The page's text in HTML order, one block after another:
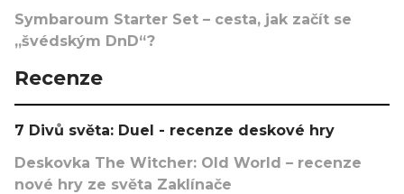
Symbaroum Starter Set – cesta, jak začít se
„švédským DnD“?
Recenze
7 Divů světa: Duel - recenze deskové hry
Deskovka The Witcher: Old World – recenze
nové hry ze světa Zaklínače